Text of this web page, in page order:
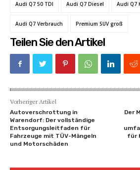
Audi Q7 50 TDI Audi Q7 Diesel Audi Q7
Audi Q7 Verbrauch Premium SUV groß
Teilen Sie den Artikel
Vorheriger Artikel
Autoverschrottung in
Warendorf: Der vollständige
Entsorgungsleitfaden für
Fahrzeuge mit TÜV-Mängeln
und Motorschäden
Der
für